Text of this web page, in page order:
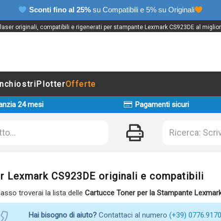
Sconti fino al 25% su Compatibili e 5% su Originali
originali, compatibili e rigenerati per stampante Lexmark CS923DE al
PlotterOfferte
24 mesi Pagamenti sicuri
Lexmark CS923DE originali e compatibili
troverai la lista delle Cartucce Toner per la Stampante
Hai bisogno di aiuto?Contattaci al numero (+39)